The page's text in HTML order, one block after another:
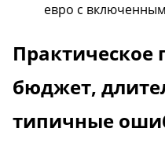
евро с
Практическое
бюджет,
типичные